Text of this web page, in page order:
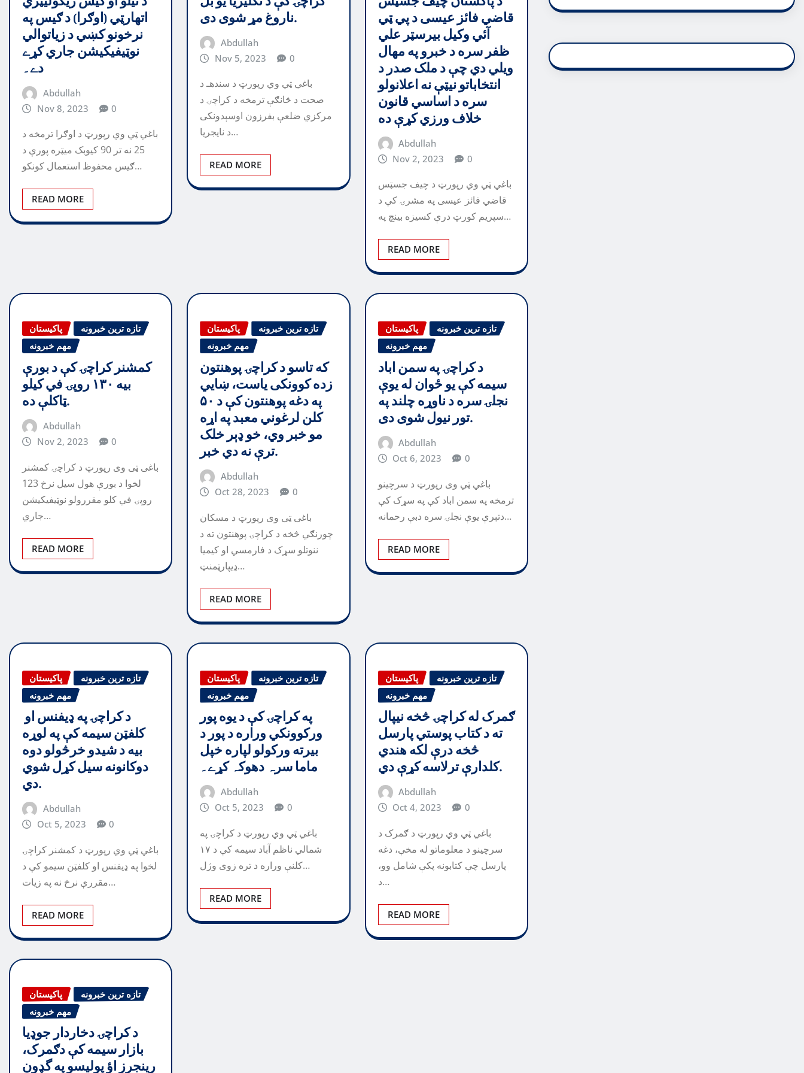
اتهارټي (اوګرا) د ګيس په
نرخونو کښي د زياتوالي
نوټيفيکيشن جاري کړے
دے۔
Abdullah
Nov 8, 2023
0
باغي ټي وي رپورټ د اوګرا ترمخه د
25 نه تر 90 کیوبک میټره پورې د
ګیس محفوظ استعمال کونکو…
READ MORE
ناروغ مړ شوی دی.
Abdullah
Nov 5, 2023
0
باغي ټي وي رپورټ د سندهـ د
صحت د څانګې ترمخه د کراچۍ د
مرکزي ضلعې بفرزون اوسېدونکی
د نایجریا…
READ MORE
قاضي فائز عيسى د پي ټي
آئي وکيل بيرسټر علي
ظفر سره د خبرو په مهال
ويلي دي چې د ملک صدر د
انتخاباتو نيټې نه اعلانولو
سره د اساسي قانون
خلاف ورزي کړې ده
Abdullah
Nov 2, 2023
0
باغي ټي وي رپورټ د چيف جسټس
قاضي فائز عيسى په مشرۍ کې د
سپريم کورټ درې کسيزه بينچ په…
READ MORE
پاکیستان
تازه ترین خبرونه
مهم خبرونه
کمشنر کراچۍ کې د بورې
بيه ۱۳۰ روپۍ في کيلو
ټاکلې ده.
Abdullah
Nov 2, 2023
0
باغی ټی وی رپورټ د کراچۍ کمشنر
لخوا د بورې هول سیل نرخ 123
روپۍ في کلو مقررولو نوټيفيکيشن
جاري…
READ MORE
پاکیستان
تازه ترین خبرونه
مهم خبرونه
که تاسو د کراچۍ پوهنتون
زده کوونکی یاست، ښايي
په دغه پوهنتون کې د ۵۰
کلن لرغوني معبد په اړه
مو خبر وي، خو ډېر خلک
ترې نه دي خبر.
Abdullah
Oct 28, 2023
0
باغی ټی وی رپورټ د مسکان
چورنګي څخه د کراچۍ پوهنتون ته د
ننوتلو سړک د فارمسي او کیمیا
ډیپارټمنټ…
READ MORE
پاکیستان
تازه ترین خبرونه
مهم خبرونه
د کراچۍ په سمن اباد
سیمه کې یو ځوان له یوې
نجلۍ سره د ناوړه چلند په
تور نیول شوی دی.
Abdullah
Oct 6, 2023
0
باغي ټي وی رپورټ د سرچينو
ترمخه په سمن اباد کې په سړک کې
دتېرې يوې نجلۍ سره دبې رحمانه…
READ MORE
پاکیستان
تازه ترین خبرونه
مهم خبرونه
د کراچۍ په ډيفنس او ​​
کلفټن سيمه کې په لوړه
بيه د شيدو خرڅولو دوه
دوکانونه سيل کړل شوي
دي.
Abdullah
Oct 5, 2023
0
باغي ټي وي رپورټ د کمشنر کراچۍ
لخوا په ډيفنس او ​​کلفټن سيمو کې د
مقررې نرخ نه په زيات…
READ MORE
پاکیستان
تازه ترین خبرونه
مهم خبرونه
په کراچۍ کې د یوه پور
ورکوونکي وراره د پور د
بیرته ورکولو لپاره خپل
ماما سرہ دھوکہ کړے۔
Abdullah
Oct 5, 2023
0
باغي ټي وي رپورټ د کراچۍ په
شمالي ناظم آباد سیمه کې د ۱۷
کلنې وراره د تره زوی وژل…
READ MORE
پاکیستان
تازه ترین خبرونه
مهم خبرونه
ګمرک له کراچۍ څخه نیپال
ته د کتاب پوستي پارسل
څخه درې لکه هندي
کلدارې ترلاسه کړې دي.
Abdullah
Oct 4, 2023
0
باغي ټي وي رپورټ د ګمرک د
سرچینو د معلوماتو له مخې، دغه
پارسل چې کتابونه پکې شامل وو،
د…
READ MORE
پاکیستان
تازه ترین خبرونه
مهم خبرونه
د کراچۍ دخاردار جوډيا
بازار سيمه کې دګمرک،
رينجرز اؤ پوليسو په گډون